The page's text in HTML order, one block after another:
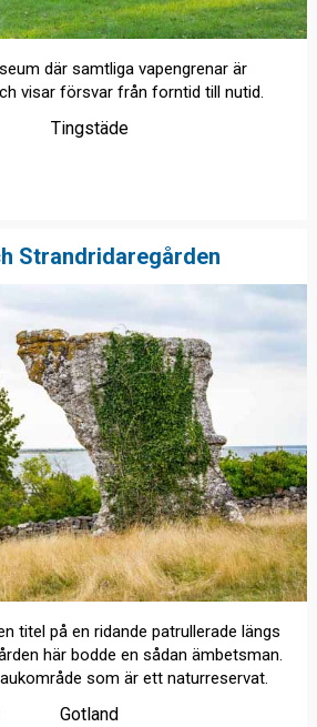
där samtliga vapengrenar är
visar försvar från forntid till nutid.
Tingstäde
Strandridaregården
titel på en ridande patrullerade längs
här bodde en sådan ämbetsman.
som är ett naturreservat.
Gotland